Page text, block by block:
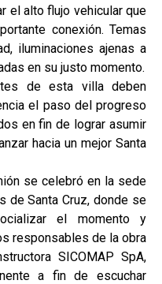
el alto flujo vehicular que
conexión. Temas
iluminaciones ajenas a
en su justo momento.
de esta villa deben
el paso del progreso
en fin de lograr asumir
hacia un mejor Santa
se celebró en la sede
de Santa Cruz, donde se
el momento y
responsables de la obra
SICOMAP SpA,
a fin de escuchar